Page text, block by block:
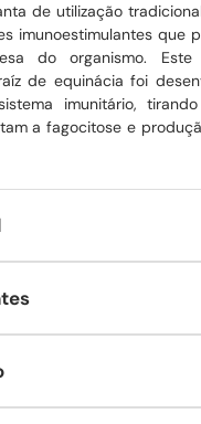
de utilização
imunoestimulantes que
do organismo. Este
de equinácia foi
imunitário,
a fagocitose e